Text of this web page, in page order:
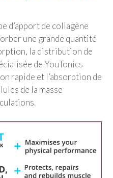
d’apport de collagène
une grande quantité
la distribution de
de YouTonics
rapide et l’absorption de
de la masse